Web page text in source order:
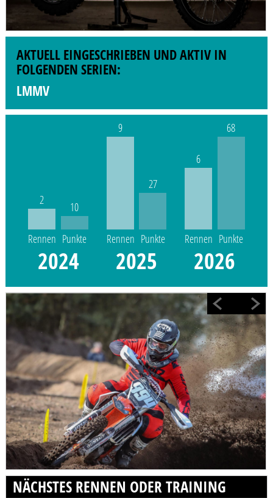
AKTUELL EINGESCHRIEBEN UND AKTIV IN
FOLGENDEN SERIEN:
LMMV
2
Rennen
10
Punkte
2024
9
Rennen
27
Punkte
2025
6
Rennen
68
Punkte
2026
NÄCHSTES RENNEN ODER TRAINING